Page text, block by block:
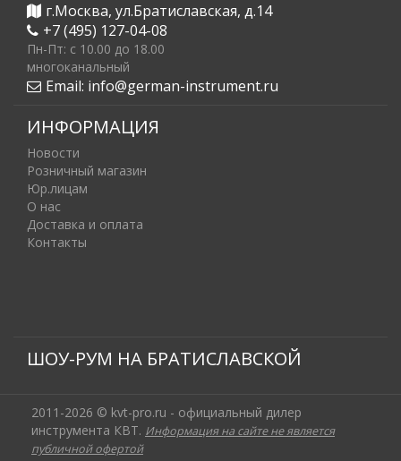
г.Москва, ул.Братиславская, д.14
+7 (495) 127-04-08
Пн-Пт: c 10.00 до 18.00
многоканальный
Email: info@german-instrument.ru
ИНФОРМАЦИЯ
Новости
Розничный магазин
Юр.лицам
О нас
Доставка и оплата
Контакты
ШОУ-РУМ НА БРАТИСЛАВСКОЙ
2011-2026 © kvt-pro.ru - официальный дилер
инструмента КВТ. Информация на сайте не является
публичной офертой